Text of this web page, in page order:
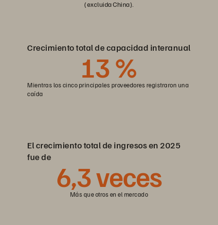
(excluida China).
Crecimiento total de capacidad interanual
13%
Mientras los cinco principales proveedores registraron una
caída
El crecimiento total de ingresos en 2025
fue de
6,3 veces
Más que otros en el mercado